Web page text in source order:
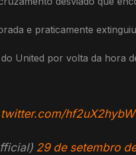
e praticamente
United por volta da hora
hf2uX2hybW
29 de setembro